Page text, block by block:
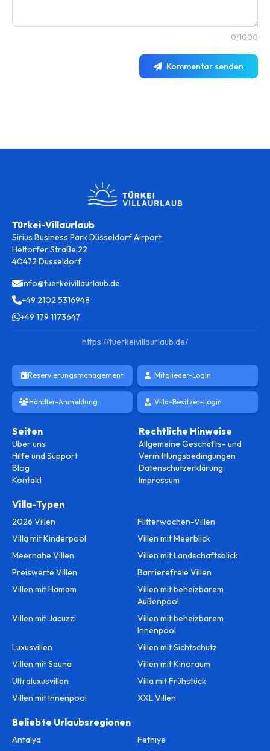
0/1000
Kommentar senden
Türkei-Villaurlaub
Sirius Business Park Düsseldorf Airport
Heltorfer Straße 22
40472 Düsseldorf
info@tuerkeivillaurlaub.de
+49 2102 5316948
+49 179 1173647
https://tuerkeivillaurlaub.de/
Reservierungsmanagement Mitglieder-Login
Händler-Anmeldung Villa-Besitzer-Login
Seiten
Über uns
Hilfe und Support
Blog
Kontakt
Rechtliche Hinweise
Allgemeine Geschäfts- und
Vermittlungsbedingungen
Datenschutzerklärung
Impressum
Villa-Typen
2026 Villen
Flitterwochen-Villen
Villa mit Kinderpool
Villen mit Meerblick
Meernahe Villen
Villen mit Landschaftsblick
Preiswerte Villen
Barrierefreie Villen
Villen mit Hamam
Villen mit beheizbarem
Außenpool
Villen mit Jacuzzi
Villen mit beheizbarem
Innenpool
Luxusvillen
Villen mit Sichtschutz
Villen mit Sauna
Villen mit Kinoraum
Ultraluxusvillen
Villa mit Frühstück
Villen mit Innenpool
XXL Villen
Beliebte Urlaubsregionen
Antalya Fethiye